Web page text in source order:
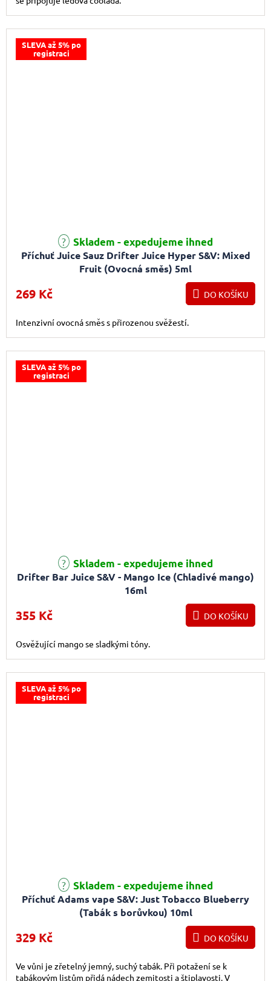
SLEVA až 5% po
registraci
Příchuť Juice Sauz Drifter Juice Hyper S&V: Mixed
Fruit (Ovocná směs) 5ml
Skladem - expedujeme ihned
269 Kč DO KOŠÍKU
Intenzivní ovocná směs s přirozenou svěžestí.
SLEVA až 5% po
registraci
Drifter Bar Juice S&V - Mango Ice (Chladivé mango)
16ml
Skladem - expedujeme ihned
355 Kč DO KOŠÍKU
Osvěžující mango se sladkými tóny.
SLEVA až 5% po
registraci
Příchuť Adams vape S&V: Just Tobacco Blueberry
(Tabák s borůvkou) 10ml
Skladem - expedujeme ihned
329 Kč DO KOŠÍKU
Ve vůni je zřetelný jemný, suchý tabák. Při potažení se k
tabákovým listům přidá nádech zemitosti a štiplavosti. V